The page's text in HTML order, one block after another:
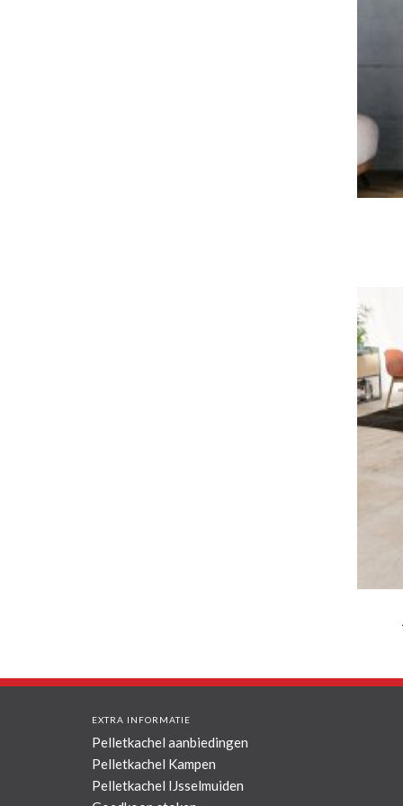
EXTRA INFORMATIE
Pelletkachel aanbiedingen
Pelletkachel Kampen
Pelletkachel IJsselmuiden